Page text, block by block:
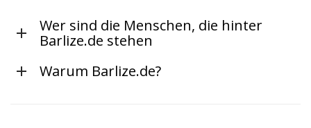
Wer sind die Menschen, die hinter
Barlize.de stehen
Warum Barlize.de?